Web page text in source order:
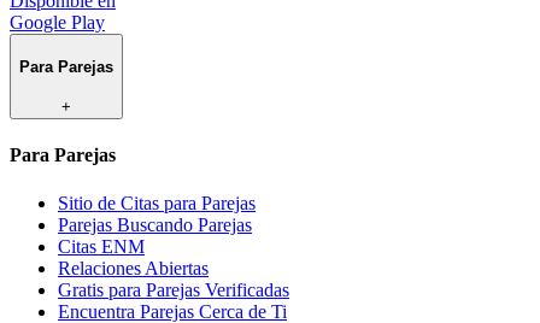
Google Play
Para Parejas
+
Para Parejas
Sitio de Citas para Parejas
Parejas Buscando Parejas
Citas ENM
Relaciones Abiertas
Gratis para Parejas Verificadas
Encuentra Parejas Cerca de Ti